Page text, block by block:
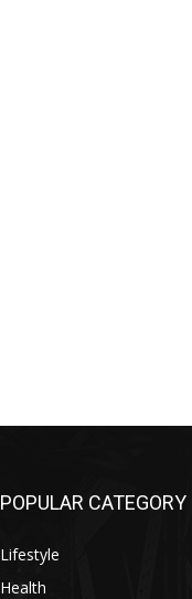
POPULAR CATEGORY
Lifestyle
Health